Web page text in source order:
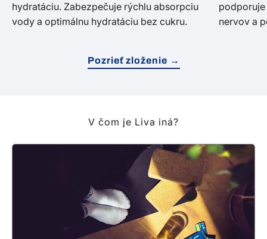
hydratáciu. Zabezpečuje rýchlu absorpciu
vody a optimálnu hydratáciu bez cukru.
nervov a
Pozrieť zloženie →
V čom je Liva iná?